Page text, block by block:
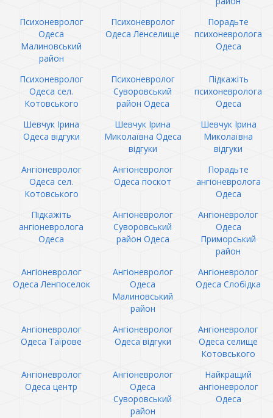
Психоневролог
Одеса
Малиновський
район
Психоневролог
Одеса Ленселище
Порадьте
психоневролога
Одеса
Психоневролог
Одеса сел.
Котовського
Психоневролог
Суворовський
район Одеса
Підкажіть
психоневролога
Одеса
Шевчук Ірина
Одеса відгуки
Шевчук Ірина
Миколаївна Одеса
відгуки
Шевчук Ірина
Миколаївна
відгуки
Ангіоневролог
Одеса сел.
Котовського
Ангіоневролог
Одеса поскот
Порадьте
ангіоневролога
Одеса
Підкажіть
ангіоневролога
Одеса
Ангіоневролог
Суворовський
район Одеса
Ангіоневролог
Одеса
Приморський
район
Ангіоневролог
Одеса Ленпоселок
Ангіоневролог
Одеса
Малиновський
район
Ангіоневролог
Одеса Слобідка
Ангіоневролог
Одеса Таїрове
Ангіоневролог
Одеса відгуки
Ангіоневролог
Одеса селище
Котовського
Ангіоневролог
Одеса центр
Ангіоневролог
Одеса
Суворовський
район
Найкращий
ангіоневролог
Одеса